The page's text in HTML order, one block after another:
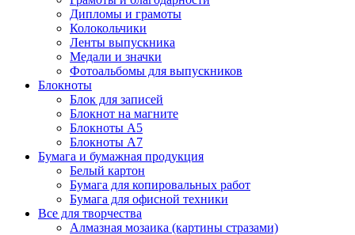
Дипломы и грамоты
Колокольчики
Ленты выпускника
Медали и значки
Фотоальбомы для выпускников
Блокноты
Блок для записей
Блокнот на магните
Блокноты А5
Блокноты А7
Бумага и бумажная продукция
Белый картон
Бумага для копировальных работ
Бумага для офисной техники
Все для творчества
Алмазная мозаика (картины стразами)